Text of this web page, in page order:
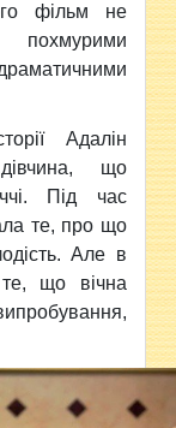
фільм не
Адалін
що
Під час
те, про що
Але в
що вічна